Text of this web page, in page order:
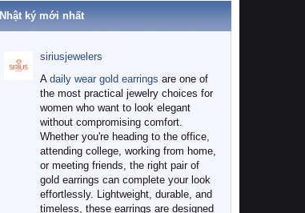
Nhật ký mới nhất
siriusjewelers
A daily wear gold earrings are one of
the most practical jewelry choices for
women who want to look elegant
without compromising comfort.
Whether you're heading to the office,
attending college, working from home,
or meeting friends, the right pair of
gold earrings can complete your look
effortlessly. Lightweight, durable, and
timeless, these earrings are designed